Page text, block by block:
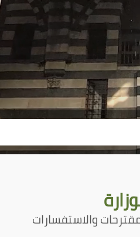
والاستفسارات